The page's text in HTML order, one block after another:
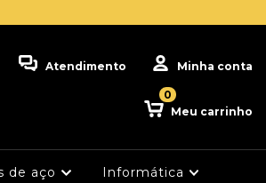
Atendimento Minha conta
Meu carrinho
0
de aço Informática